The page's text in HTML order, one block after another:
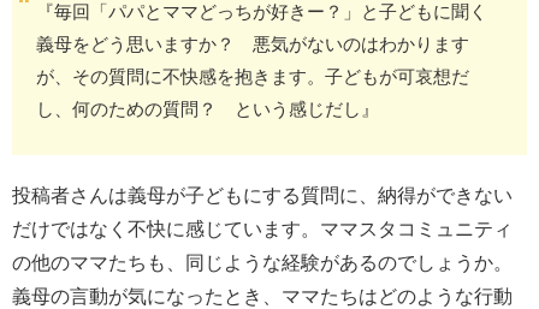
『毎回「パパとママどっちが好きー？」と子どもに聞く
義母をどう思いますか？ 悪気がないのはわかります
が、その質問に不快感を抱きます。子どもが可哀想だ
し、何のための質問？ という感じだし』
投稿者さんは義母が子どもにする質問に、納得ができない
だけではなく不快に感じています。ママスタコミュニティ
の他のママたちも、同じような経験があるのでしょうか。
義母の言動が気になったとき、ママたちはどのような行動